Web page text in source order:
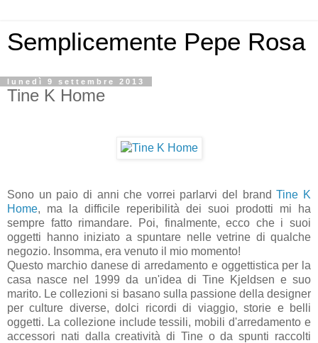
Semplicemente Pepe Rosa
lunedì 9 settembre 2013
Tine K Home
Sono un paio di anni che vorrei parlarvi del brandTine K
Home, ma la difficile reperibilità dei suoi prodotti mi ha
sempre fatto rimandare. Poi, finalmente, ecco che i suoi
oggetti hanno iniziato a spuntare nelle vetrine di qualche
negozio. Insomma, era venuto il mio momento!
Questo marchio danese di arredamento e oggettistica per la
casa nasce nel 1999 da un'idea di Tine Kjeldsen e suo
marito. Le collezioni si basano sulla passione della designer
per culture diverse, dolci ricordi di viaggio, storie e belli
oggetti. La collezione include tessili, mobili d'arredamento e
accessori nati dalla creatività di Tine o da spunti raccolti